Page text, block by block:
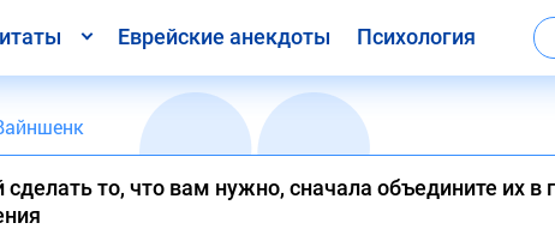
Еврейские анекдоты Психология
то, что вам нужно, сначала объедините их